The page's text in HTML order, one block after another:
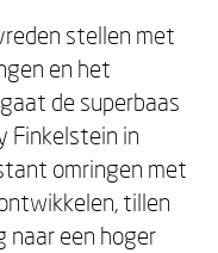
stellen met
en het
de superbaas
Finkelstein in
omringen met
tillen
naar een hoger